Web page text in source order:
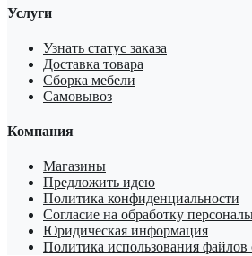
Услуги
Узнать статус заказа
Доставка товара
Сборка мебели
Самовывоз
Компания
Магазины
Предложить идею
Политика конфиденциальности
Согласие на обработку
Юридическая информация
Политика использования файлов